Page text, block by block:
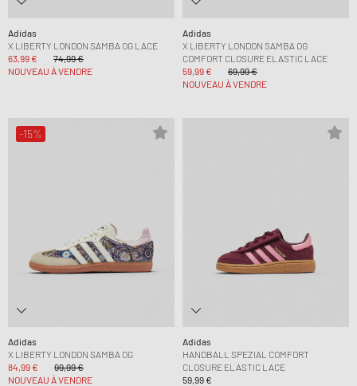
Adidas
X LIBERTY LONDON SAMBA OG LACE
63,99 €
74,99 €
NOUVEAU À VENDRE
Adidas
X LIBERTY LONDON SAMBA OG
COMFORT CLOSURE ELASTIC LACE
59,99 €
69,99 €
NOUVEAU À VENDRE
-15%
Adidas
X LIBERTY LONDON SAMBA OG
84,99 €
99,99 €
NOUVEAU À VENDRE
Adidas
HANDBALL SPEZIAL COMFORT
CLOSURE ELASTIC LACE
59,99 €